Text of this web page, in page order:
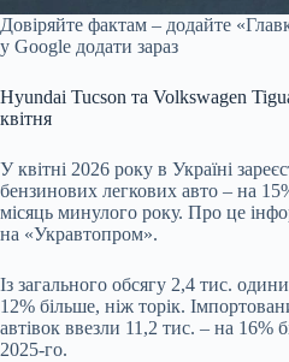
Довіряйте фактам – додайте
у Google додати зараз
Hyundai Tucson та Volkswagen
квітня
У квітні 2026 року в Україні
бензинових легкових авто – на
місяць минулого року. Про це
на «Укравтопром».
Із загального обсягу 2,4 тис.
12% більше, ніж торік.
автівок ввезли 11,2 тис. – на 16%
2025-го.